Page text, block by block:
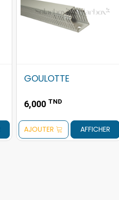
GOULOTTE
6,000 TND
AJOUTER AFFICHER